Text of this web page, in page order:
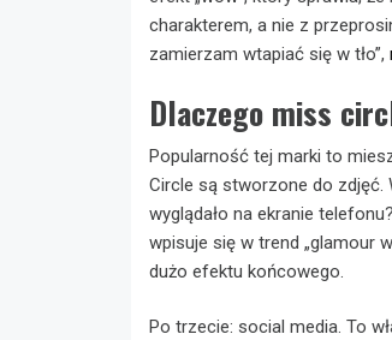
charakterem, a nie z
zamierzam wtapiać się w tło”,
Dlaczego miss
Popularność tej marki to
Circle są stworzone do zdjęć.
wyglądało na ekranie
wpisuje się w trend „glamour
dużo efektu końcowego.
Po trzecie: social media. To